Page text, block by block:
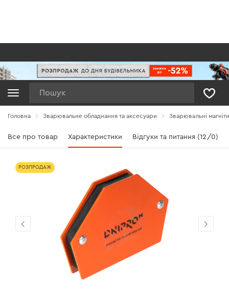
Головна Зварювальне обладнання та аксесуари Зварювальні магніти
Все про товар Характеристики Відгуки та питання (12/0)
РОЗПРОДАЖ